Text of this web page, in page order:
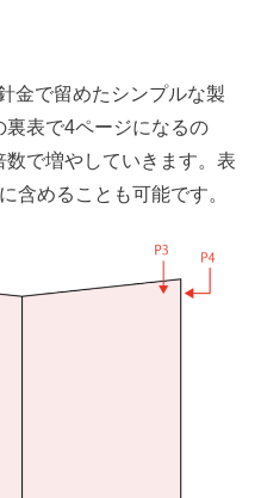
金で留めたシンプルな製
表で4ページになるの
で増やしていきます。表
含めることも可能です。